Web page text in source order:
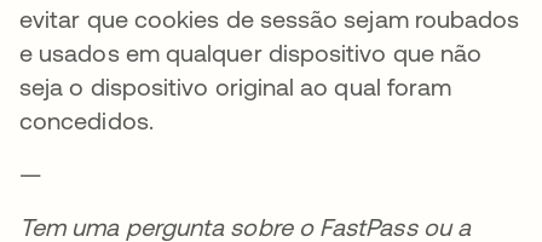
evitar que cookies de sessão sejam roubados
e usados em qualquer dispositivo que não
seja o dispositivo original ao qual foram
concedidos.
—
Tem uma pergunta sobre o FastPass ou a